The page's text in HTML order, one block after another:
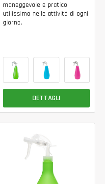
maneggevole e pratico
utilissimo nelle attività di ogni
giorno.
DETTAGLI